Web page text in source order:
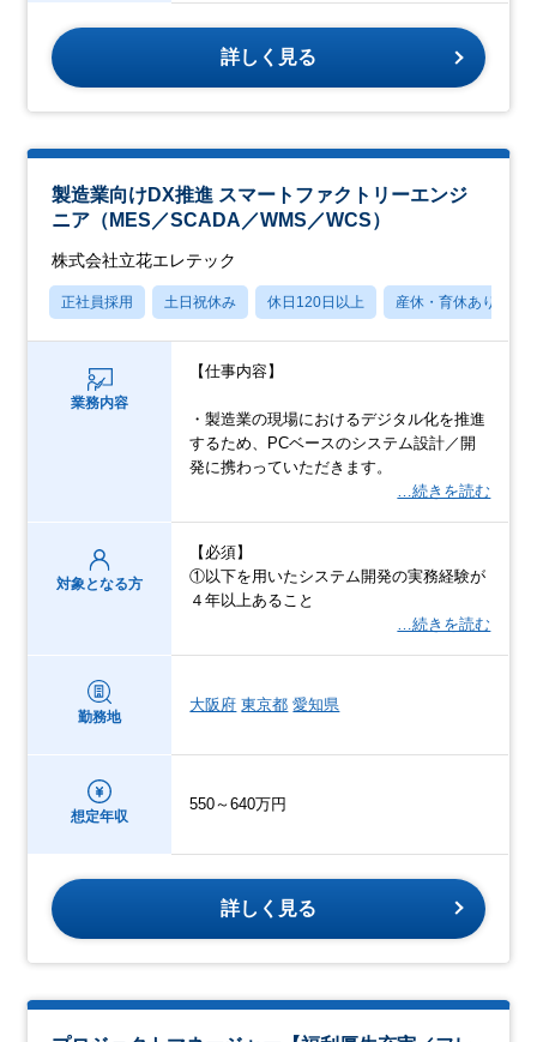
詳しく見る
製造業向けDX推進 スマートファクトリーエンジ
ニア（MES／SCADA／WMS／WCS）
株式会社立花エレテック
正社員採用 土日祝休み 休日120日以上 産休・育休あり
業務内容
【仕事内容】
・製造業の現場におけるデジタル化を推進
するため、PCベースのシステム設計／開
発に携わっていただきます。
…続きを読む
対象となる方
【必須】
①以下を用いたシステム開発の実務経験が
４年以上あること
…続きを読む
勤務地
大阪府 東京都 愛知県
想定年収
550～640万円
詳しく見る